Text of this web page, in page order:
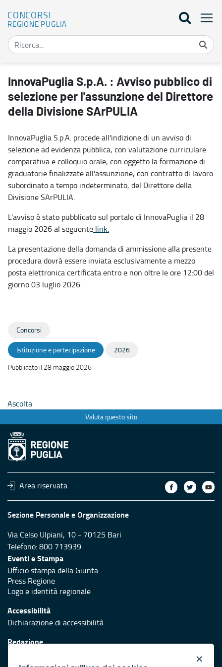
CONCORSI
REGIONE PUGLIA
InnovaPuglia S.p.A. : Avviso pubblico di selezione per
InnovaPuglia S.p.A. : Avviso pubblico di
selezione per l'assunzione del Direttore
della Divisione SArPULIA
InnovaPuglia S.p.A. procede all'indizione di un avviso di
selezione ad evidenza pubblica, con valutazione curriculare
comparativa e colloquio orale, con oggetto la formazione di
graduatorie finalizzate all'assunzione, con contratto di lavoro
subordinato a tempo indeterminato, del Direttore della
Divisione SArPULIA.
L'avviso è stato pubblicato sul portale di InnovaPuglia il 28
maggio 2026 al seguente link.
La presentazione della domanda di ammissione alla presente
procedura dovrà essere inviata esclusivamente a mezzo
posta elettronica certificata entro e non oltre le ore 12:00 del
giorno 03 luglio 2026.
Concorsi
Istituzione e partecipazione
2026
Pubblicato il 28 maggio 2026
Ascolta
Valuta questo sito
Area riservata
Sezione Personale e Organizzazione
Via Celso Ulpiani, 10 - 70125 Bari
Telefono: 800 713939
Eventi e Stampa
Ufficio stampa della Giunta
Press Regione
Logo e identità regionale
Accessibilità
Dichiarazione di accessibilità
Redazione
×